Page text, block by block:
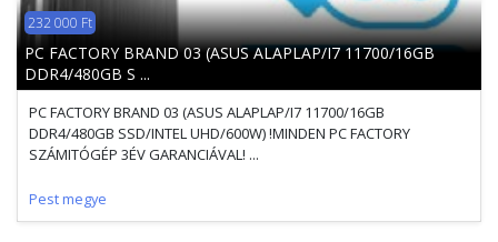
232 000 Ft
PC FACTORY BRAND 03 (ASUS ALAPLAP/I7 11700/16GB
DDR4/480GB S ...
PC FACTORY BRAND 03 (ASUS ALAPLAP/I7 11700/16GB
DDR4/480GB SSD/INTEL UHD/600W) !MINDEN PC FACTORY
SZÁMITÓGÉP 3ÉV GARANCIÁVAL! ...
Pest megye